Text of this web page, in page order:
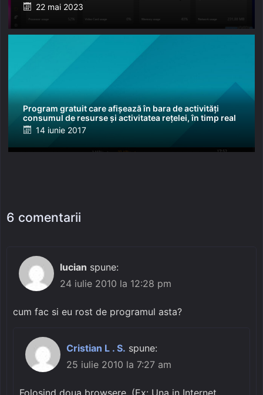
Posted
on
22 mai 2023
Program gratuit care afișează în bara de activități
consumul de resurse și activitatea rețelei, în timp real
Posted
on
14 iunie 2017
6 comentarii
lucian spune:
24 iulie 2010 la 12:28 pm
cum fac si eu rost de programul asta?
Cristian L . S. spune:
25 iulie 2010 la 7:27 am
Folosind doua browsere. (Ex: Una in Internet